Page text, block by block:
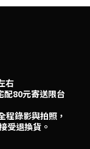
右
配80元寄送限台
程錄影與拍照，
受退換貨。